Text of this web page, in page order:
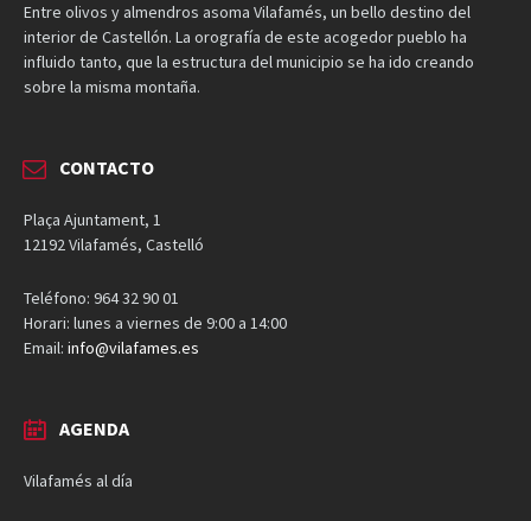
Entre olivos y almendros asoma Vilafamés, un bello destino del
interior de Castellón. La orografía de este acogedor pueblo ha
influido tanto, que la estructura del municipio se ha ido creando
sobre la misma montaña.
CONTACTO
Plaça Ajuntament, 1
12192 Vilafamés, Castelló
Teléfono: 964 32 90 01
Horari: lunes a viernes de 9:00 a 14:00
Email: info@vilafames.es
AGENDA
Vilafamés al día